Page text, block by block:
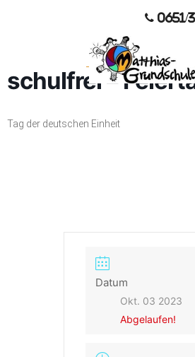
0651/
schulfrei –
Tag der deutschen Einheit
Datum
Okt. 03 2023
Abgelaufen!